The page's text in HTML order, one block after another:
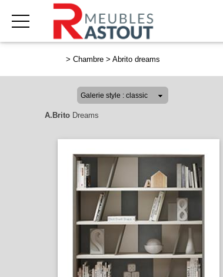
> Chambre > Abrito dreams
A.Brito Dreams